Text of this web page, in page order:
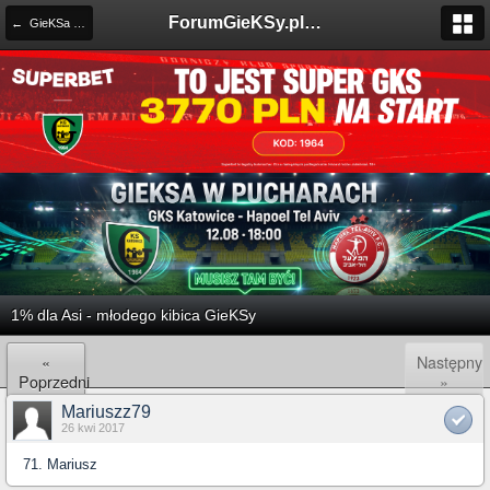
ForumGieKSy.pl - Oficjalne forum kibiców GKS Katowice
1% dla Asi - młodego kibica GieKSy
«
Poprzedni
Następny
»
Mariuszz79
26 kwi 2017
71. Mariusz